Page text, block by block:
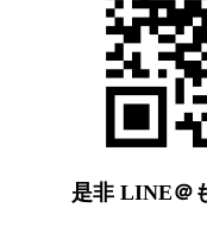
是非 LINE＠